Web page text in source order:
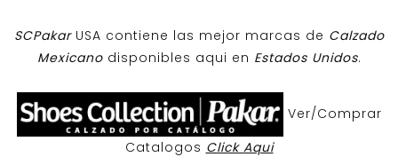
SCPakar USA contiene las mejor marcas de Calzado
Mexicanodisponibles aqui en Estados Unidos.
Ver/Comprar
Catalogos Click Aqui